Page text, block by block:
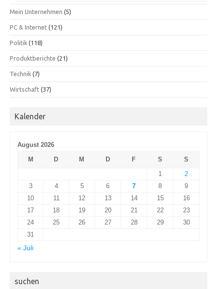
Mein Unternehmen (5)
PC & Internet (121)
Politik (118)
Produktberichte (21)
Technik (7)
Wirtschaft (37)
Kalender
August 2026
M
D M D F S
S
1
2
3
4 5 6 7 8
9
10
11 12 13 14 15
16
17
18 19 20 21 22
23
24
25 26 27 28 29
30
31
« Juli
suchen